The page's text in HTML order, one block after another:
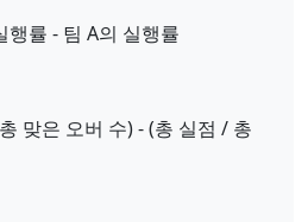
행률 - 팀 A의 실행률
맞은 오버 수) - (총 실점 / 총